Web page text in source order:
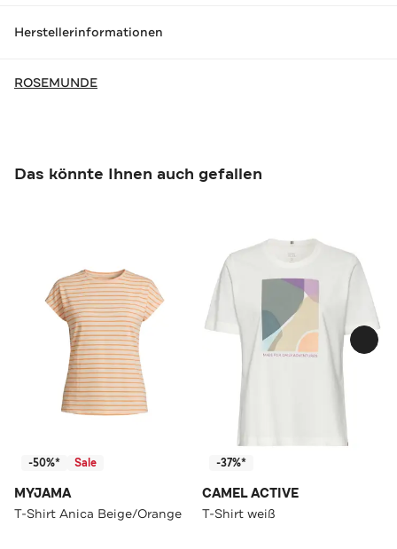
Herstellerinformationen
ROSEMUNDE
Das könnte Ihnen auch gefallen
-50%* Sale
MYJAMA
T-Shirt Anica Beige/Orange
-37%*
CAMEL ACTIVE
T-Shirt weiß